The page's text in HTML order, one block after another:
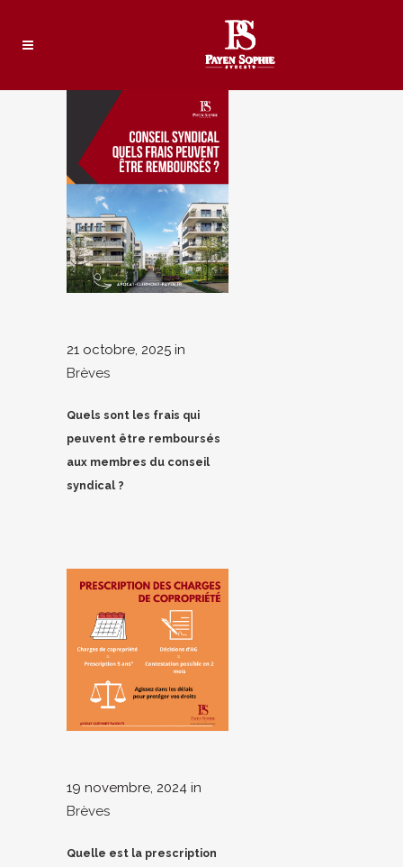
21 octobre, 2025 in
Brèves
Quels sont les frais qui
peuvent être remboursés
aux membres du conseil
syndical ?
19 novembre, 2024 in
Brèves
Quelle est la prescription